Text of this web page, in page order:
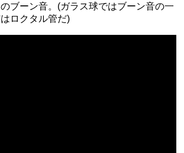
ブーン音。(ガラス球ではブーン音の一
ロクタル管だ)